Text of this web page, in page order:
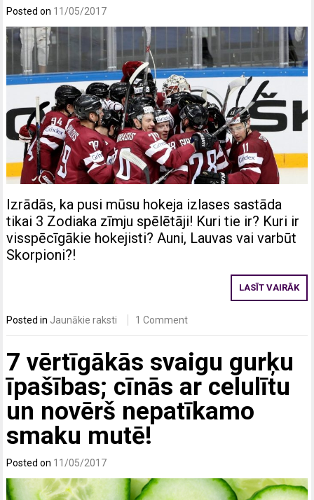
Posted on 11/05/2017
Izrādās, ka pusi mūsu hokeja izlases sastāda
tikai 3 Zodiaka zīmju spēlētāji! Kuri tie ir? Kuri ir
visspēcīgākie hokejisti? Auni, Lauvas vai varbūt
Skorpioni?!
LASĪT VAIRĀK
Posted in Jaunākie raksti 1 Comment
7 vērtīgākās svaigu gurķu
īpašības; cīnās ar celulītu
un novērš nepatīkamo
smaku mutē!
Posted on 11/05/2017